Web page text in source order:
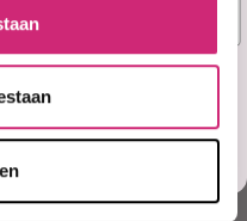
5% korting!